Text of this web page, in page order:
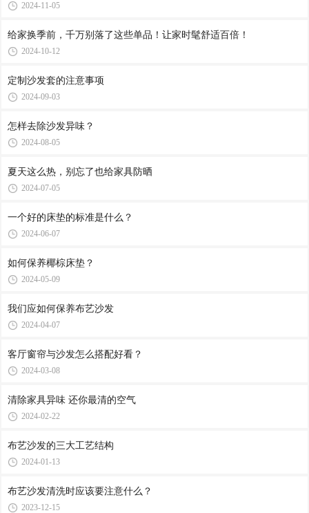
2024-11-05
给家换季前，千万别落了这些单品！让家时髦舒适百倍！
2024-10-12
定制沙发套的注意事项
2024-09-03
怎样去除沙发异味？
2024-08-05
夏天这么热，别忘了也给家具防晒
2024-07-05
一个好的床垫的标准是什么？
2024-06-07
如何保养椰棕床垫？
2024-05-09
我们应如何保养布艺沙发
2024-04-07
客厅窗帘与沙发怎么搭配好看？
2024-03-08
清除家具异味 还你最清的空气
2024-02-22
布艺沙发的三大工艺结构
2024-01-13
布艺沙发清洗时应该要注意什么？
2023-12-15